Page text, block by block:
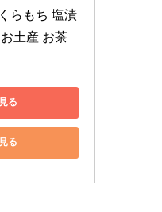
らもち 塩漬
土産 お茶
る
る